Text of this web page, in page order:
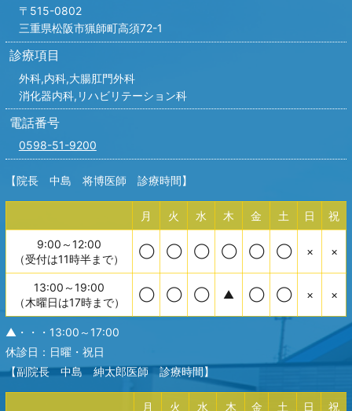
〒515-0802
三重県松阪市猟師町高須72-1
診療項目
外科,内科,大腸肛門外科
消化器内科,リハビリテーション科
電話番号
0598-51-9200
【院長 中島 将博医師 診療時間】
月 火 水 木 金 土 日 祝
9:00～12:00
（受付は11時半まで）
◯ ◯ ◯ ◯ ◯ ◯ × ×
13:00～19:00
（木曜日は17時まで）
◯ ◯ ◯ ▲ ◯ ◯ × ×
▲・・・13:00～17:00
休診日：日曜・祝日
【副院長 中島 紳太郎医師 診療時間】
月 火 水 木 金 土 日 祝